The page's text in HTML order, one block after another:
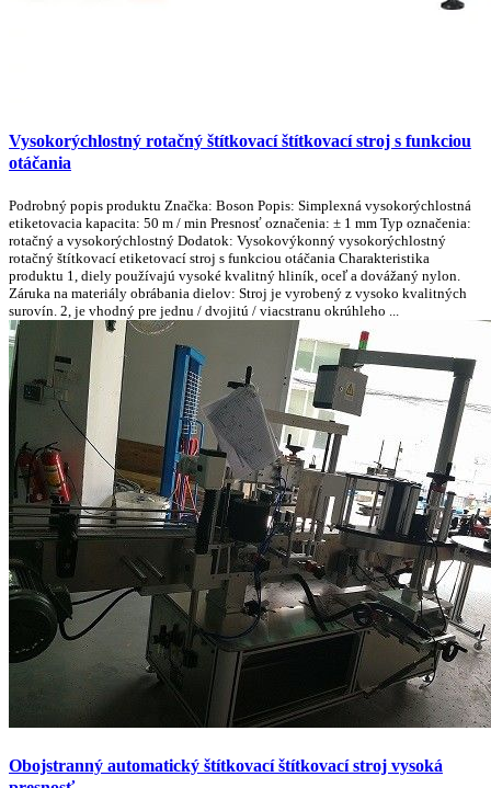
Vysokorýchlostný rotačný štítkovací štítkovací stroj s funkciou
otáčania
Podrobný popis produktu Značka: Boson Popis: Simplexná vysokorýchlostná
etiketovacia kapacita: 50 m / min Presnosť označenia: ± 1 mm Typ označenia:
rotačný a vysokorýchlostný Dodatok: Vysokovýkonný vysokorýchlostný
rotačný štítkovací etiketovací stroj s funkciou otáčania Charakteristika
produktu 1, diely používajú vysoké kvalitný hliník, oceľ a dovážaný nylon.
Záruka na materiály obrábania dielov: Stroj je vyrobený z vysoko kvalitných
surovín. 2, je vhodný pre jednu / dvojitú / viacstranu okrúhleho ...
Obojstranný automatický štítkovací štítkovací stroj vysoká